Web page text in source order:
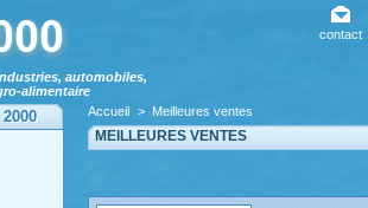
automobiles,
alimentaire
contact
Accueil > Meilleures ventes
MEILLEURES VENTES